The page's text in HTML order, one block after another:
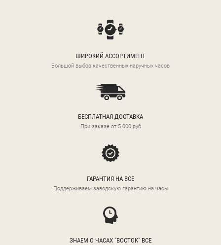
ШИРОКИЙ АССОРТИМЕНТ
Большой выбор качественных наручных часов
БЕСПЛАТНАЯ ДОСТАВКА
При заказе от 5 000 руб
ГАРАНТИЯ НА ВСЕ
Поддерживаем заводскую гарантию на часы
ЗНАЕМ О ЧАСАХ "ВОСТОК" ВСЕ